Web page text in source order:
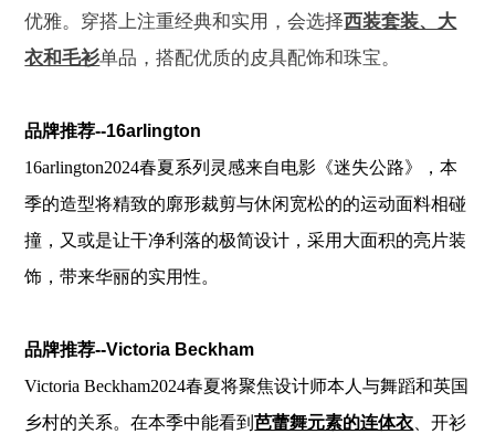
优雅。穿搭上注重经典和实用，会选择西装套装、大
衣和毛衫单品，搭配优质的皮具配饰和珠宝。
品牌推荐--16arlington
16arlington2024春夏系列灵感来自电影《迷失公路》，本
季的造型将精致的廓形裁剪与休闲宽松的的运动面料相碰
撞，又或是让干净利落的极简设计，采用大面积的亮片装
饰，带来华丽的实用性。
品牌推荐--Victoria Beckham
Victoria Beckham2024春夏将聚焦设计师本人与舞蹈和英国
乡村的关系。在本季中能看到芭蕾舞元素的连体衣 、开衫